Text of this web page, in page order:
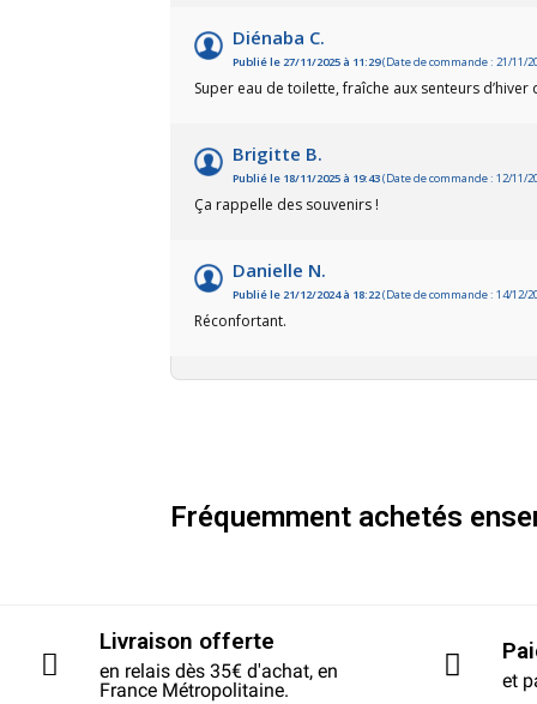
Diénaba C.
Publié le 27/11/2025 à 11:29(Date de commande : 21/11/
Super eau de toilette, fraîche aux senteurs
Brigitte B.
Publié le 18/11/2025 à 19:43(Date de commande : 12/11/
Ça rappelle des souvenirs !
Danielle N.
Publié le 21/12/2024 à 18:22(Date de commande : 14/12/
Réconfortant.
Fréquemment achetés
Livraison offerte
en relais dès 35€ d'achat, en
France Métropolitaine.
et